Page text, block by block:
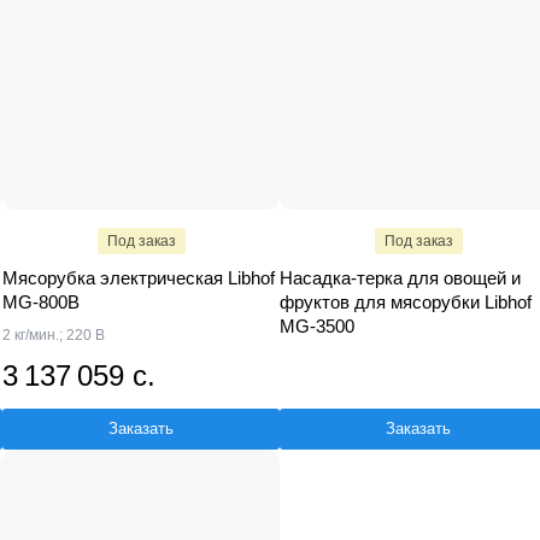
Под заказ
Мясорубка электрическая Libhof
MG-800B
2 кг/мин.; 220 В
3 137 059 с.
Заказать
Под заказ
Насадка-терка для овощей и
фруктов для мясорубки Libhof
MG-3500
Заказать